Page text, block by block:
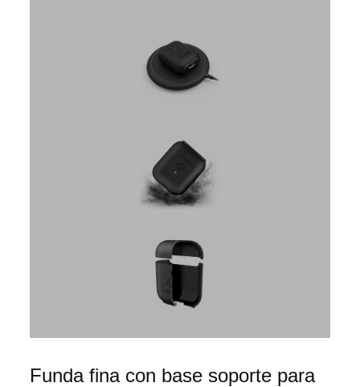
Funda fina con base soporte para